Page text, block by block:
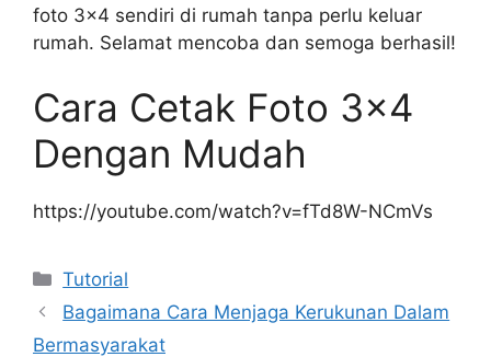
foto 3×4 sendiri di rumah tanpa perlu keluar
rumah. Selamat mencoba dan semoga berhasil!
Cara Cetak Foto 3×4
Dengan Mudah
https://youtube.com/watch?v=fTd8W-NCmVs
Kategori
Tutorial
Bagaimana Cara Menjaga Kerukunan Dalam
Bermasyarakat